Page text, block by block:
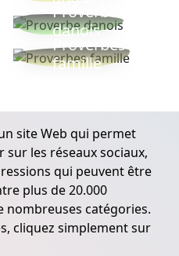
Proverbe
danois
Proverbes
famille
site Web qui permet
les réseaux sociaux,
qui peuvent être
plus de 20.000
nombreuses catégories.
cliquez simplement sur